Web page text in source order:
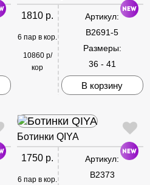
1810 р.
6 пар в кор.
10860 р/
кор
Артикул:
B2691-5
Размеры:
36 - 41
В корзину
Ботинки QIYA
1750 р.
6 пар в кор.
Артикул:
B2373